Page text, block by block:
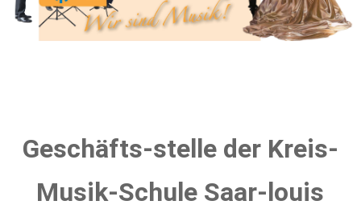
Geschäfts-stelle der Kreis-
Musik-Schule Saar-louis